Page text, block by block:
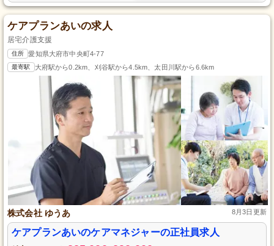
ケアプランあいの求人
居宅介護支援
住所 愛知県大府市中央町4-77
最寄駅 大府駅から0.2km、刈谷駅から4.5km、太田川駅から6.6km
株式会社 ゆうあ 8月3日更新
ケアプランあいのケアマネジャーの正社員求人